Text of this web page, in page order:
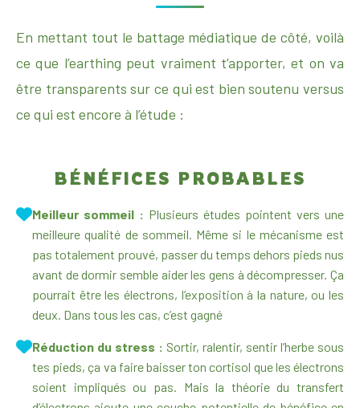
En mettant tout le battage médiatique de côté, voilà
ce que l’earthing peut vraiment t’apporter, et on va
être transparents sur ce qui est bien soutenu versus
ce qui est encore à l’étude :
BÉNÉFICES PROBABLES
Meilleur sommeil : Plusieurs études pointent vers une
meilleure qualité de sommeil. Même si le mécanisme est
pas totalement prouvé, passer du temps dehors pieds nus
avant de dormir semble aider les gens à décompresser. Ça
pourrait être les électrons, l’exposition à la nature, ou les
deux. Dans tous les cas, c’est gagné
Réduction du stress : Sortir, ralentir, sentir l’herbe sous
tes pieds, ça va faire baisser ton cortisol que les électrons
soient impliqués ou pas. Mais la théorie du transfert